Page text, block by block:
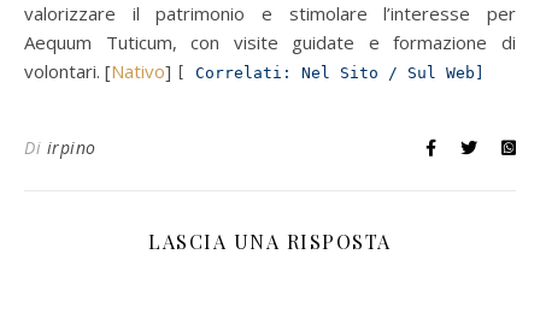
valorizzare il patrimonio e stimolare l’interesse per
Aequum Tuticum, con visite guidate e formazione di
volontari. [Nativo] Correlati: Nel Sito / Sul Web]
Di irpino
LASCIA UNA RISPOSTA